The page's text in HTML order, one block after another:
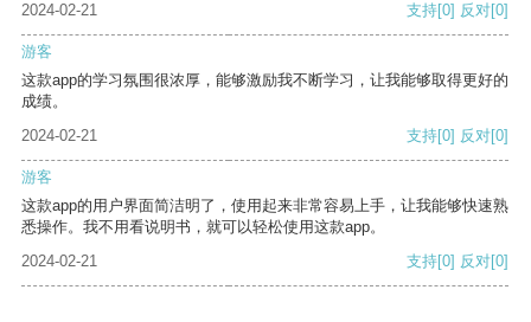
2024-02-21 支持[0] 反对[0]
游客
这款app的学习氛围很浓厚，能够激励我不断学习，让我能够取得更好的
成绩。
2024-02-21
支持[0] 反对[0]
游客
这款app的用户界面简洁明了，使用起来非常容易上手，让我能够快速熟
悉操作。我不用看说明书，就可以轻松使用这款app。
2024-02-21
支持[0] 反对[0]